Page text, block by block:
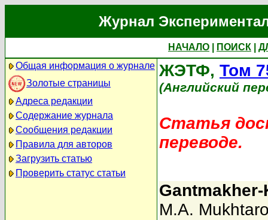
Журнал
НАЧАЛО ПОИСК
Общая информация о журнале
Золотые страницы
Адреса редакции
Содержание журнала
Сообщения редакции
Правила для авторов
Загрузить статью
Проверить статус статьи
ЖЭТФ, Том
(Английский
Статья
переводе.
M.A.